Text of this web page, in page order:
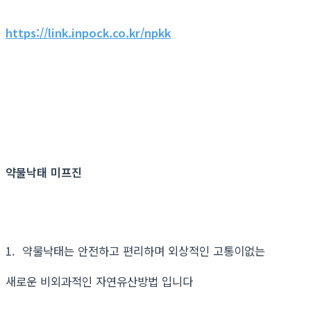
https://link.inpock.co.kr/npkk
약물낙태 미프진
1. 약물낙태는 안전하고 편리하며 외상적인 고통이없는
새로운 비외과적인 자연유산방법 입니다